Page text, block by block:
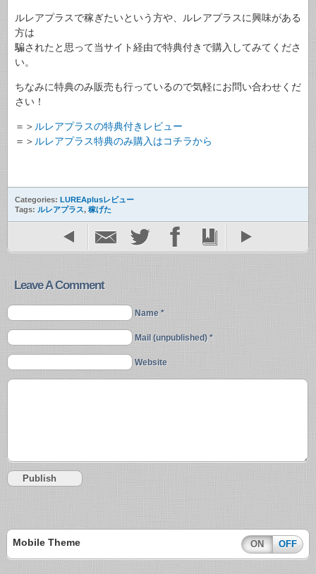
ルレアプラスで稼ぎたいという方や、ルレアプラスに興味がある
方は
騙されたと思って当サイト経由で特典付きで購入してみてくださ
い。
ちなみに特典のみ販売も行っているので気軽にお問い合わせくだ
さい！
＝＞ ルレアプラスの特典付きレビュー
＝＞ ルレアプラス特典のみ購入はコチラから
Categories: LUREAplusレビュー
Tags: ルレアプラス, 稼げた
Leave A Comment
Name *
Mail (unpublished) *
Website
Mobile Theme ON OFF